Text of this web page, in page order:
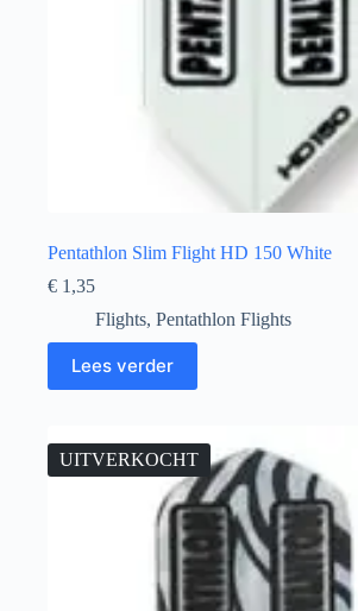
Pentathlon Slim Flight HD 150 White
€ 1,35
Flights, Pentathlon Flights
Lees verder
UITVERKOCHT